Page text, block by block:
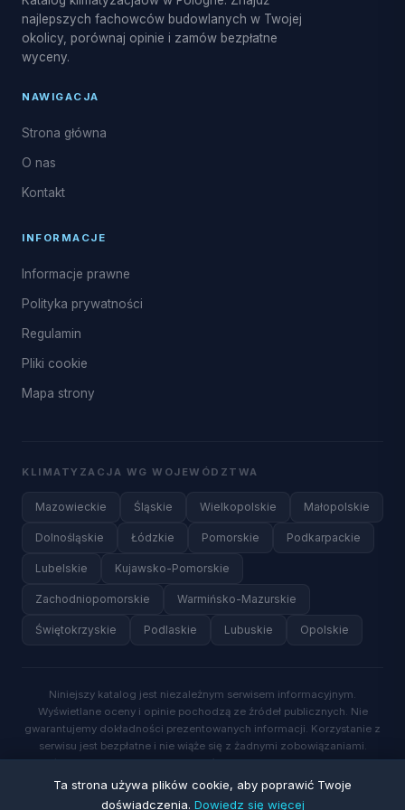
najlepszych fachowców budowlanych w Twojej
okolicy, porównaj opinie i zamów bezpłatne
wyceny.
NAWIGACJA
Strona główna
O nas
Kontakt
INFORMACJE
Informacje prawne
Polityka prywatności
Regulamin
Pliki cookie
Mapa strony
KLIMATYZACJA WG WOJEWÓDZTWA
Mazowieckie Śląskie Wielkopolskie Małopolskie
Dolnośląskie Łódzkie Pomorskie Podkarpackie
Lubelskie Kujawsko-Pomorskie
Zachodniopomorskie Warmińsko-Mazurskie
Świętokrzyskie Podlaskie Lubuskie Opolskie
Niniejszy katalog jest niezależnym serwisem informacyjnym.
Wyświetlane oceny i opinie pochodzą ze źródeł publicznych. Nie
gwarantujemy dokładności prezentowanych informacji. Korzystanie z
serwisu jest bezpłatne i nie wiąże się z żadnymi zobowiązaniami.
Wysyłając zapytanie o wycenę, wyrażasz zgodę na kontakt ze strony
wykwalifikowanych specjalistów.
Ta strona używa plików cookie, aby poprawić Twoje
doświadczenia. Dowiedz się więcej